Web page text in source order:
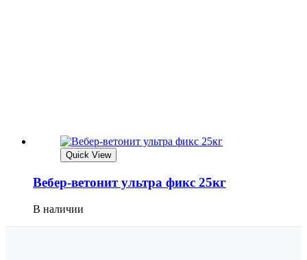
Quick View
Вебер-ветонит ультра фикс 25кг
В наличии